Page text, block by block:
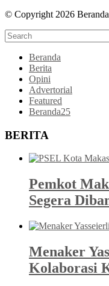
© Copyright 2026
Beranda
Berita
Opini
Advertorial
Featured
Beranda25
BERITA
Pemkot
Segera
Menaker
Kolaborasi